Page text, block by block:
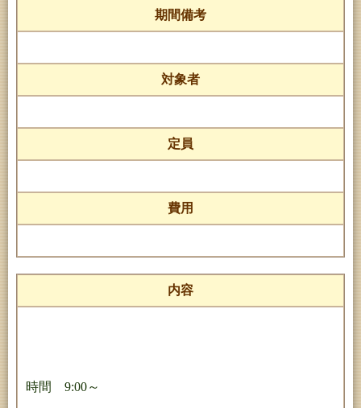
期間備考
対象者
定員
費用
内容
時間 9:00～